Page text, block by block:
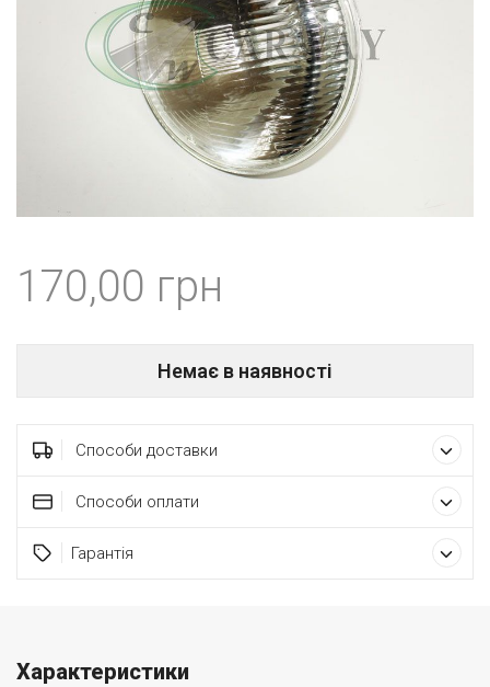
170,00
Немає в наявності
Способи доставки
Способи оплати
Гарантія
Характеристики